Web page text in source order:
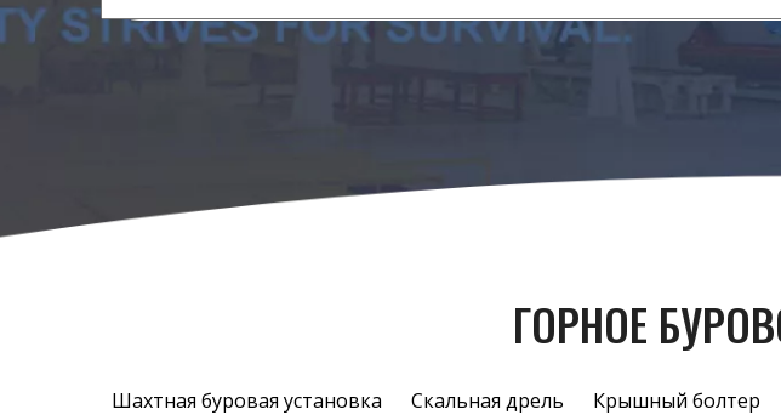
ГОРНОЕ
Шахтная буровая установка Скальная дрель Крышный болтер